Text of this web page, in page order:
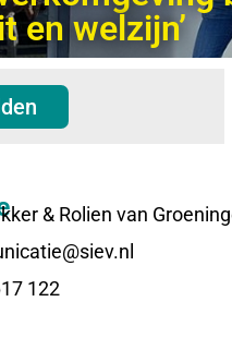
en welzijn’
& Rolien van
122